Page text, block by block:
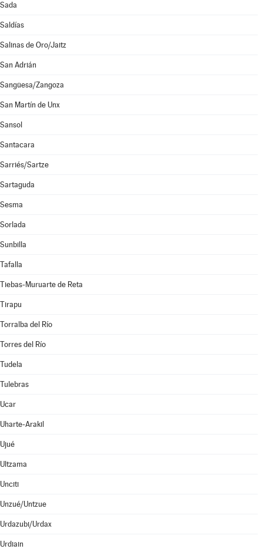
Sada
Saldías
Salinas de Oro/Jaitz
San Adrián
Sangüesa/Zangoza
San Martín de Unx
Sansol
Santacara
Sarriés/Sartze
Sartaguda
Sesma
Sorlada
Sunbilla
Tafalla
Tiebas-Muruarte de Reta
Tirapu
Torralba del Río
Torres del Río
Tudela
Tulebras
Ucar
Uharte-Arakil
Ujué
Ultzama
Unciti
Unzué/Untzue
Urdazubi/Urdax
Urdiain